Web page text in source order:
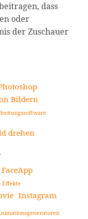
dass
oder
der Zuschauer
Bildern
drehen
FaceApp
Effekte
Instagram